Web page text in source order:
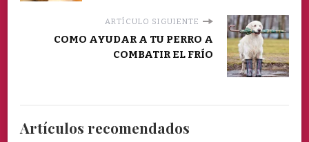
ARTÍCULO SIGUIENTE
COMO AYUDAR A TU PERRO A
COMBATIR EL FRÍO
Artículos recomendados